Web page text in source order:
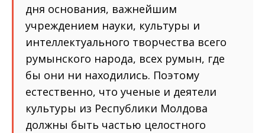
дня основания, важнейшим
учреждением науки, культуры и
интеллектуального творчества всего
румынского народа, всех румын, где
бы они ни находились. Поэтому
естественно, что ученые и деятели
культуры из Республики Молдова
должны быть частью целостного